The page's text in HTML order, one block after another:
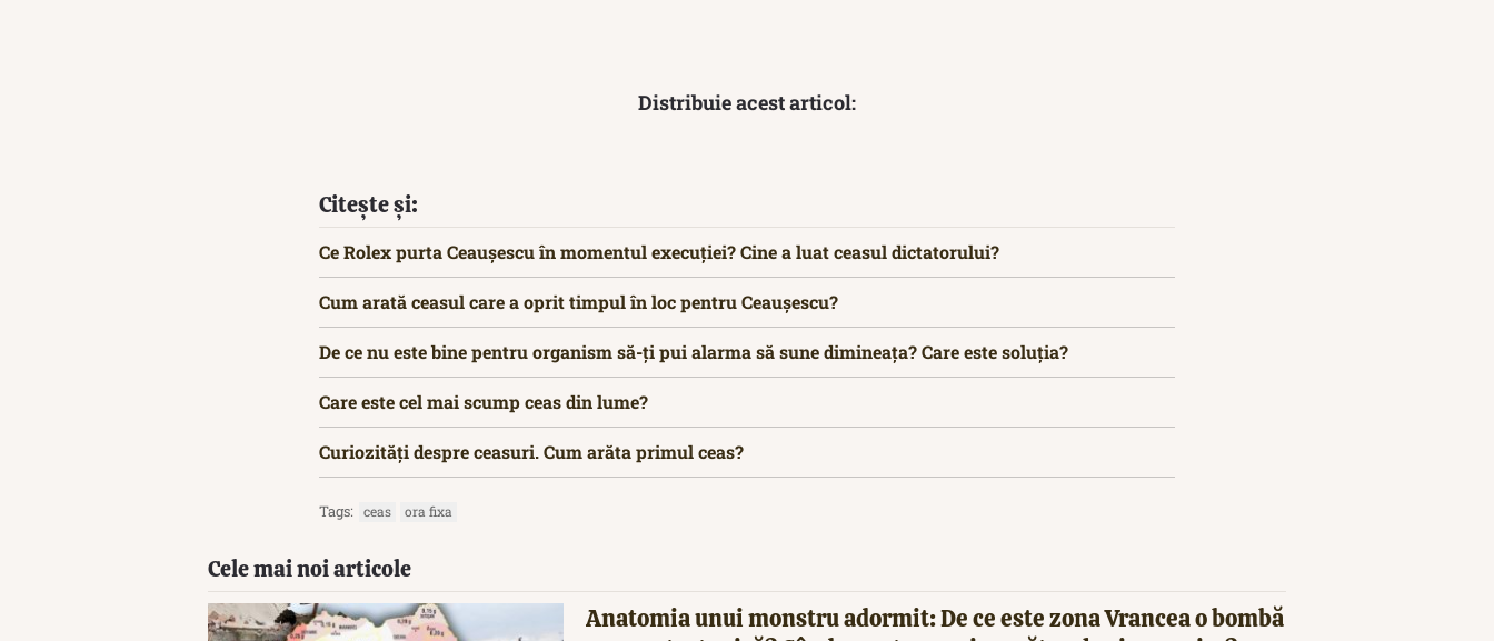
Distribuie acest articol:
Citește și:
Ce Rolex purta Ceaușescu în momentul execuției? Cine a luat ceasul dictatorului?
Cum arată ceasul care a oprit timpul în loc pentru Ceaușescu?
De ce nu este bine pentru organism să-ți pui alarma să sune dimineața? Care este soluția?
Care este cel mai scump ceas din lume?
Curiozități despre ceasuri. Cum arăta primul ceas?
Tags: ceas ora fixa
Cele mai noi articole
Anatomia unui monstru adormit: De ce este zona Vrancea o bombă